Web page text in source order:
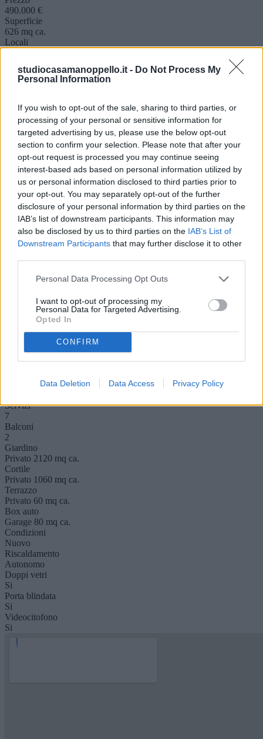
studiocasamanoppello.it - Do Not Process My
Personal Information
If you wish to opt-out of the sale, sharing to third parties, or
processing of your personal or sensitive information for
targeted advertising by us, please use the below opt-out
section to confirm your selection. Please note that after your
opt-out request is processed you may continue seeing
interest-based ads based on personal information utilized by
us or personal information disclosed to third parties prior to
your opt-out. You may separately opt-out of the further
disclosure of your personal information by third parties on the
IAB’s list of downstream participants. This information may
also be disclosed by us to third parties on the IAB’s List of
Downstream Participants that may further disclose it to other
Personal Data Processing Opt Outs
I want to opt-out of processing my
Personal Data for Targeted Advertising.
Opted In
CONFIRM
Data Deletion Data Access Privacy Policy
490.000 €
Superficie
626 mq ca.
Locali
Descrizione
**Villa Singola in Vendita a Piana delle Castagne** Scopri questa
magnifica villa singola immersa nella tranquillità e nella bellezza
panoramica di Piana delle Castagne. Un'opportunità unica per vivere
in pieno contatto con la natura, composta da due unità immobiliari
distinte. La proprietà si estende su una superficie totale di circa 600
mq, circondata da un giardino e corte esclusiva di 3200 mq, ideale
per chi cerca privacy e spazio all'aperto. L'Immobile A è una villa
moderna su quattro livelli, costruita nel 2010, che offre 354 mq di
comfort e versatilità. Con un garage, un ampio terrazzo e cinque
miniappartamenti con ingressi separati, è perfetta per una famiglia
numerosa o per chi desidera investire in un'attività ricettiva.
L'Immobile B, invece, è una casa storica risalente al 1900,
ristrutturata esternamente e rinforzata sismicamente, con un tetto in
legno rifatto. Anche se la struttura interna è allo stato grezzo, offre
gli amanti della natura e del turismo culturale, trovandosi vicino a
Maiella e la Valle dell'Orfento. Con 23 locali, 7 bagni, terrazza,
balcone e cantina, questa proprietà rappresenta un'opportunità
imperdibile. Non perdere l'occasione di vivere in un luogo unico che
combina storia, modernità e natura. Classe energetica G.
Su più livelli
Anno
Servizi
7
Balconi
2
Giardino
Privato 2120 mq ca.
Cortile
Privato 1060 mq ca.
Terrazzo
Privato 60 mq ca.
Box auto
Garage 80 mq ca.
Condizioni
Nuovo
Riscaldamento
Autonomo
Doppi vetri
Si
Porta blindata
Si
Videocitofono
Si